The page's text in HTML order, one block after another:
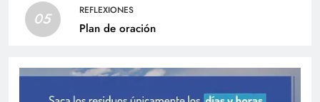
05 REFLEXIONES
Plan de oración